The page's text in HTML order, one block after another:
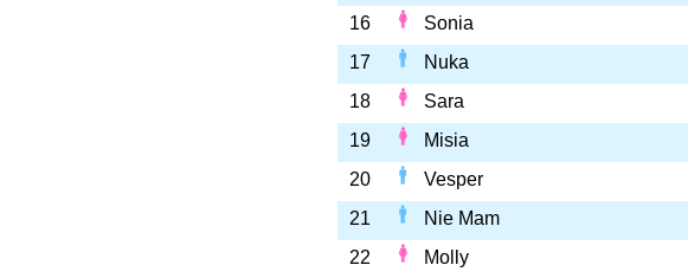
16
Sonia
17
Nuka
18
Sara
19
Misia
20
Vesper
21
Nie Mam
22
Molly